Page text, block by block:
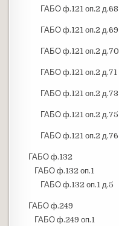
ГАБО ф.121 оп.2 д.68
ГАБО ф.121 оп.2 д.69
ГАБО ф.121 оп.2 д.70
ГАБО ф.121 оп.2 д.71
ГАБО ф.121 оп.2 д.73
ГАБО ф.121 оп.2 д.75
ГАБО ф.121 оп.2 д.76
ГАБО ф.132
ГАБО ф.132 оп.1
ГАБО ф.132 оп.1 д.5
ГАБО ф.249
ГАБО ф.249 оп.1